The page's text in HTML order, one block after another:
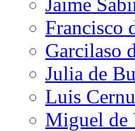
Francisco
Garcilaso
Julia de
Luis
Miguel de